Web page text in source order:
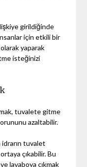
girildiğinde
için etkili bir
yaparak
isteğinizi
tuvalete gitme
azaltabilir.
tuvalet
çıkabilir. Bu
lavaboya çıkmak